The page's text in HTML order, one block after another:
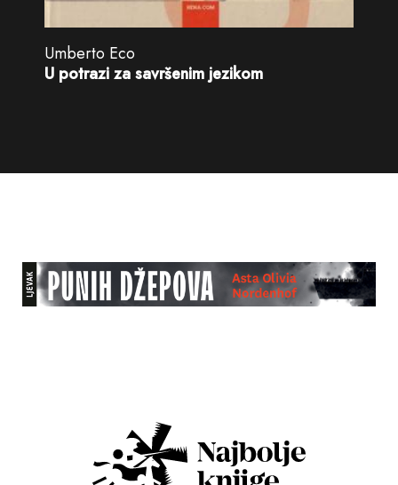
Umberto Eco
U potrazi za savršenim jezikom